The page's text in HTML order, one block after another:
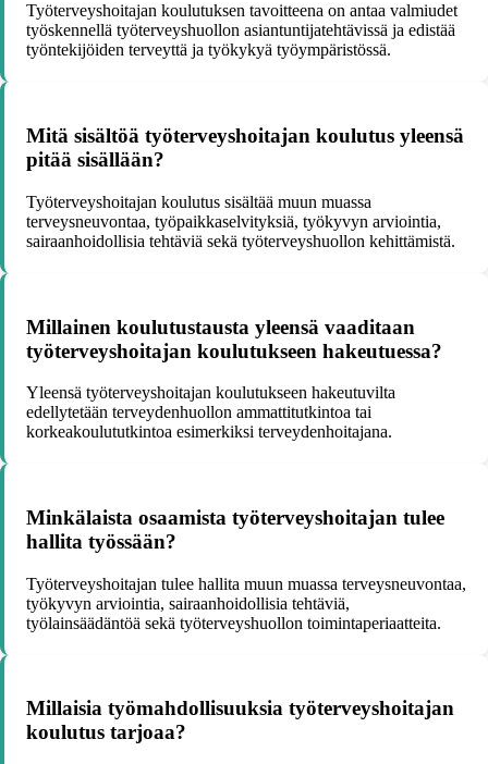
Työterveyshoitajan koulutuksen tavoitteena on antaa valmiudet
työskennellä työterveyshuollon asiantuntijatehtävissä ja edistää
työntekijöiden terveyttä ja työkykyä työympäristössä.
Mitä sisältöä työterveyshoitajan koulutus yleensä
pitää sisällään?
Työterveyshoitajan koulutus sisältää muun muassa
terveysneuvontaa, työpaikkaselvityksiä, työkyvyn arviointia,
sairaanhoidollisia tehtäviä sekä työterveyshuollon kehittämistä.
Millainen koulutustausta yleensä vaaditaan
työterveyshoitajan koulutukseen hakeutuessa?
Yleensä työterveyshoitajan koulutukseen hakeutuvilta
edellytetään terveydenhuollon ammattitutkintoa tai
korkeakoulututkintoa esimerkiksi terveydenhoitajana.
Minkälaista osaamista työterveyshoitajan tulee
hallita työssään?
Työterveyshoitajan tulee hallita muun muassa terveysneuvontaa,
työkyvyn arviointia, sairaanhoidollisia tehtäviä,
työlainsäädäntöä sekä työterveyshuollon toimintaperiaatteita.
Millaisia työmahdollisuuksia työterveyshoitajan
koulutus tarjoaa?